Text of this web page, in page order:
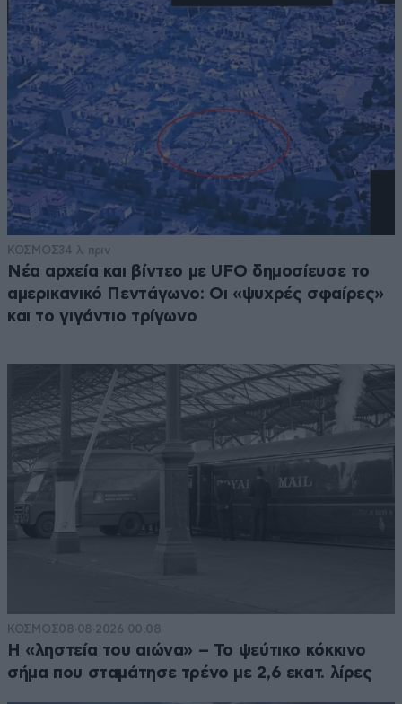
ΚΟΣΜΟΣ34 λ. πριν
Νέα αρχεία και βίντεο με UFO δημοσίευσε το
αμερικανικό Πεντάγωνο: Οι «ψυχρές σφαίρες»
και το γιγάντιο τρίγωνο
ΚΟΣΜΟΣ08·08·2026 00:08
Η «ληστεία του αιώνα» – Το ψεύτικο κόκκινο
σήμα που σταμάτησε τρένο με 2,6 εκατ. λίρες